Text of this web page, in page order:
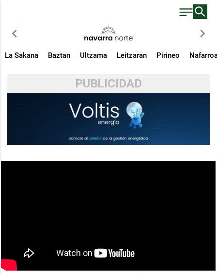
chevron_left chevron_right
La Sakana Baztan Ultzama Leitzaran Pirineo
PUBLICIDAD